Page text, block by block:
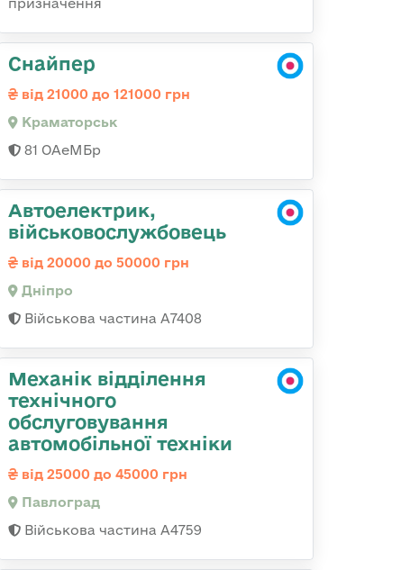
призначення
Снайпер
від 21000 до 121000 грн
Краматорськ
81 ОАеМБр
Автоелектрик,
військовослужбовець
від 20000 до 50000 грн
Дніпро
Військова частина А7408
Механік відділення
технічного
обслуговування
автомобільної техніки
від 25000 до 45000 грн
Павлоград
Військова частина А4759